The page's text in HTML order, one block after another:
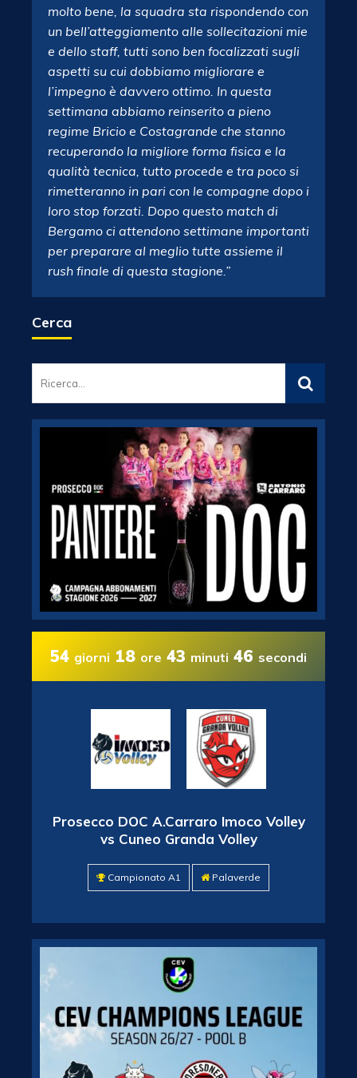
molto bene, la squadra sta rispondendo con
un bell’atteggiamento alle sollecitazioni mie
e dello staff, tutti sono ben focalizzati sugli
aspetti su cui dobbiamo migliorare e
l’impegno è davvero ottimo. In questa
settimana abbiamo reinserito a pieno
regime Bricio e Costagrande che stanno
recuperando la migliore forma fisica e la
qualità tecnica, tutto procede e tra poco si
rimetteranno in pari con le compagne dopo i
loro stop forzati. Dopo questo match di
Bergamo ci attendono settimane importanti
per preparare al meglio tutte assieme il
rush finale di questa stagione.”
Cerca
54 giorni 18 ore 43 minuti 45 secondi
Prosecco DOC A.Carraro Imoco Volley
vs Cuneo Granda Volley
Campionato A1 Palaverde